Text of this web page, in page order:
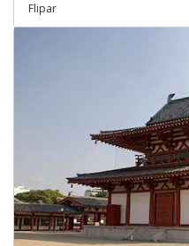
Flipar